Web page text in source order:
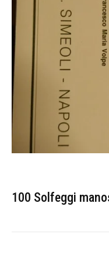
100 Solfeggi